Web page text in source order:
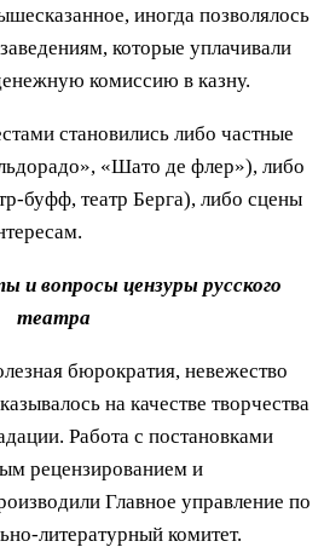
иногда позволялось
которые уплачивали
комиссию в казну.
становились либо частные
«Шато де флер»), либо
буфф, театр Берга), либо сцены
и вопросы цензуры русского
театра
бюрократия, невежество
на качестве творчества
Работа с постановками
рецензированием и
Главное управление по
литературный комитет.